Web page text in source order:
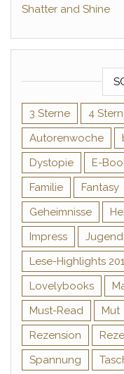
Shatter and Shine
3 Sterne 4
Autorenwoche
Dystopie
E-
Familie
Fantasy
Geheimnisse
Impress
Lese-Highlights
Lovelybooks
Must-Read
Mut
Rezension
Spannung